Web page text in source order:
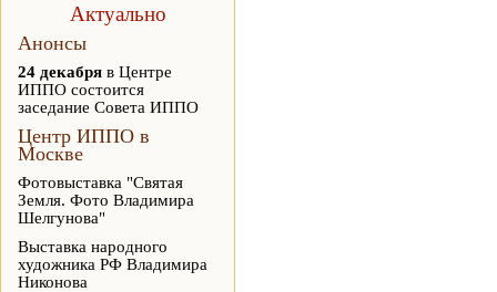
Актуально
Анонсы
24 декабря в Центре
ИППО состоится
заседание Совета ИППО
Центр ИППО в
Москве
Фотовыставка "Святая
Земля. Фото Владимира
Шелгунова"
Выставка народного
художника РФ Владимира
Никонова